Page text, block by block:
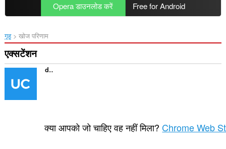
Opera डाउनलोड करें Free for Android
गृह खोज परिणाम
एक्सटेंशन
directUC
क्या आपको जो चाहिए वह नहीं मिला? Chrome Web